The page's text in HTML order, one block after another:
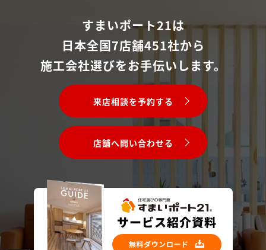
すまいポート21は
日本全国7店舗451社から
施工会社選びをお手伝いします。
来店相談を予約する
店舗へ問い合わせる